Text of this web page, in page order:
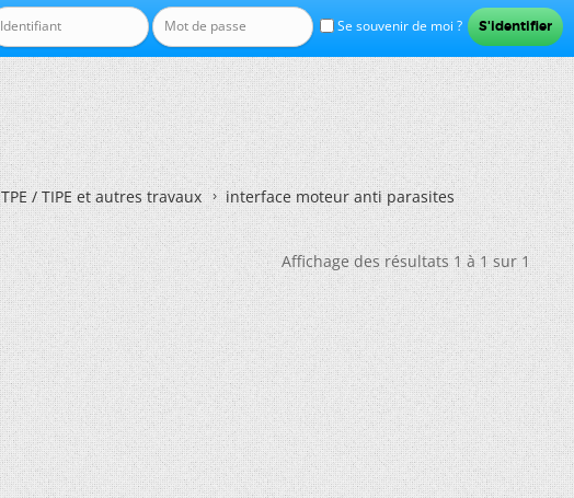
Se souvenir de moi ?
TPE / TIPE et autres travaux interface moteur anti parasites
Affichage des résultats 1 à 1 sur 1